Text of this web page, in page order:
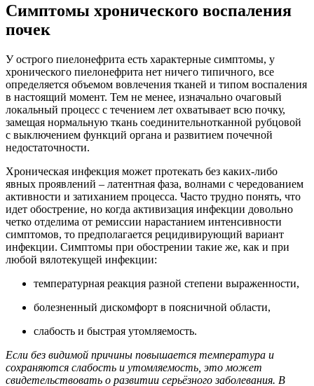
Симптомы хронического воспаления
почек
У острого пиелонефрита есть характерные симптомы, у
хронического пиелонефрита нет ничего типичного, все
определяется объемом вовлечения тканей и типом воспаления
в настоящий момент. Тем не менее, изначально очаговый
локальный процесс с течением лет охватывает всю почку,
замещая нормальную ткань соединительнотканной рубцовой
с выключением функций органа и развитием почечной
недостаточности.
Хроническая инфекция может протекать без каких-либо
явных проявлений – латентная фаза, волнами с чередованием
активности и затиханием процесса. Часто трудно понять, что
идет обострение, но когда активизация инфекции довольно
четко отделима от ремиссии нарастанием интенсивности
симптомов, то предполагается рецидивирующий вариант
инфекции. Симптомы при обострении такие же, как и при
любой вялотекущей инфекции:
температурная реакция разной степени выраженности,
болезненный дискомфорт в поясничной области,
слабость и быстрая утомляемость.
Если без видимой причины повышается температура и
сохраняются слабость и утомляемость, это может
свидетельствовать о развитии серьёзного заболевания. В